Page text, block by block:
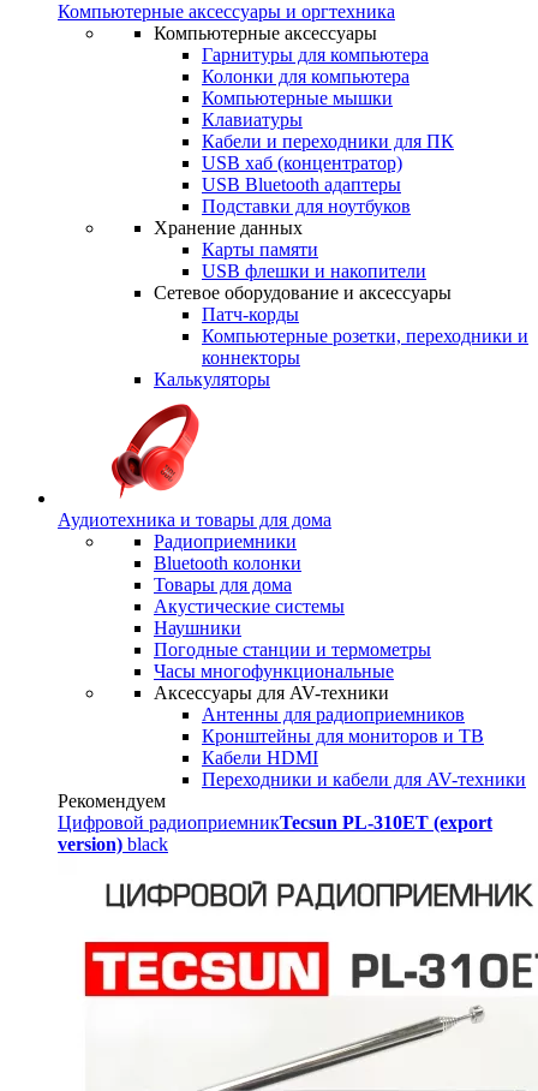
Компьютерные аксессуары и оргтехника
Компьютерные аксессуары
Гарнитуры для компьютера
Колонки для компьютера
Компьютерные мышки
Клавиатуры
Кабели и переходники для ПК
USB хаб (концентратор)
USB Bluetooth адаптеры
Подставки для ноутбуков
Хранение данных
Карты памяти
USB флешки и накопители
Сетевое оборудование и аксессуары
Патч-корды
Компьютерные розетки, переходники и
коннекторы
Калькуляторы
Аудиотехника и товары для дома
Радиоприемники
Bluetooth колонки
Товары для дома
Акустические системы
Наушники
Погодные станции и термометры
Часы многофункциональные
Аксессуары для AV-техники
Антенны для радиоприемников
Кронштейны для мониторов и ТВ
Кабели HDMI
Переходники и кабели для AV-техники
Рекомендуем
Цифровой радиоприемникTecsun PL-310ET (export
version) black